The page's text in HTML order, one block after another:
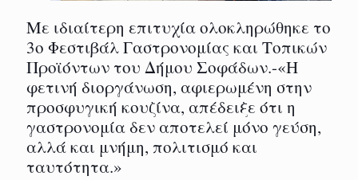
Με ιδιαίτερη επιτυχία ολοκληρώθηκε το
3ο Φεστιβάλ Γαστρονομίας και Τοπικών
Προϊόντων του Δήμου Σοφάδων.-«Η
φετινή διοργάνωση, αφιερωμένη στην
προσφυγική κουζίνα, απέδειξε ότι η
γαστρονομία δεν αποτελεί μόνο γεύση,
αλλά και μνήμη, πολιτισμό και
ταυτότητα.»